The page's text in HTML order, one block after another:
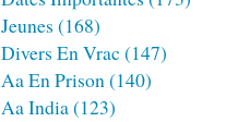
Jeunes (168)
Divers En Vrac (147)
Aa En Prison(140)
Aa India(123)